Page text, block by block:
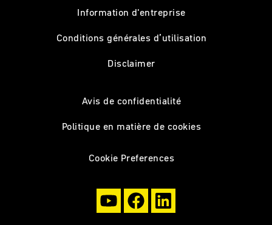
Information d'entreprise
Conditions générales d’utilisation
Disclaimer
Avis de confidentialité
Politique en matière de cookies
Cookie Preferences